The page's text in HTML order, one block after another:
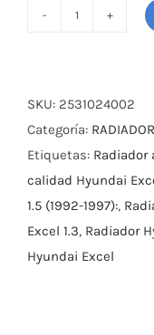
1.3
1.5
1992/1997
cantidad
SKU: 2531024002
Categoría:
Etiquetas: Radiador
calidad Hyundai
1.5 (1992-1997):,
Excel 1.3, Radiador
Hyundai Excel